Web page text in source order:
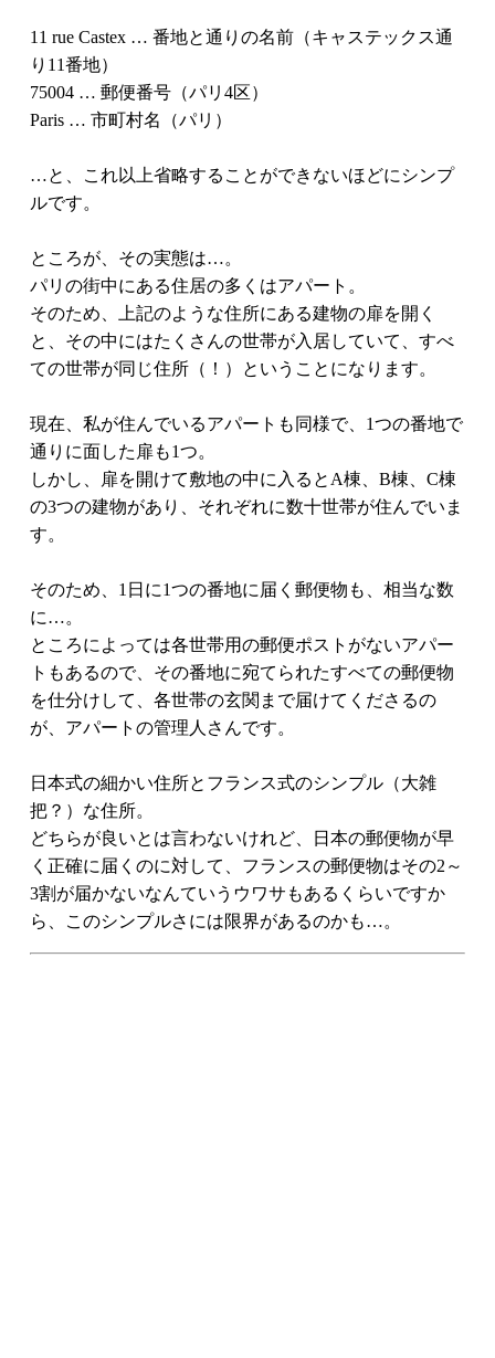
11 rue Castex … 番地と通りの名前（キャステックス通
り11番地）
75004 … 郵便番号（パリ4区）
Paris … 市町村名（パリ）
…と、これ以上省略することができないほどにシンプ
ルです。
ところが、その実態は…。
パリの街中にある住居の多くはアパート。
そのため、上記のような住所にある建物の扉を開く
と、その中にはたくさんの世帯が入居していて、すべ
ての世帯が同じ住所（！）ということになります。
現在、私が住んでいるアパートも同様で、1つの番地で
通りに面した扉も1つ。
しかし、扉を開けて敷地の中に入るとA棟、B棟、C棟
の3つの建物があり、それぞれに数十世帯が住んでいま
す。
そのため、1日に1つの番地に届く郵便物も、相当な数
に…。
ところによっては各世帯用の郵便ポストがないアパー
トもあるので、その番地に宛てられたすべての郵便物
を仕分けして、各世帯の玄関まで届けてくださるの
が、アパートの管理人さんです。
日本式の細かい住所とフランス式のシンプル（大雑
把？）な住所。
どちらが良いとは言わないけれど、日本の郵便物が早
く正確に届くのに対して、フランスの郵便物はその2～
3割が届かないなんていうウワサもあるくらいですか
ら、このシンプルさには限界があるのかも…。